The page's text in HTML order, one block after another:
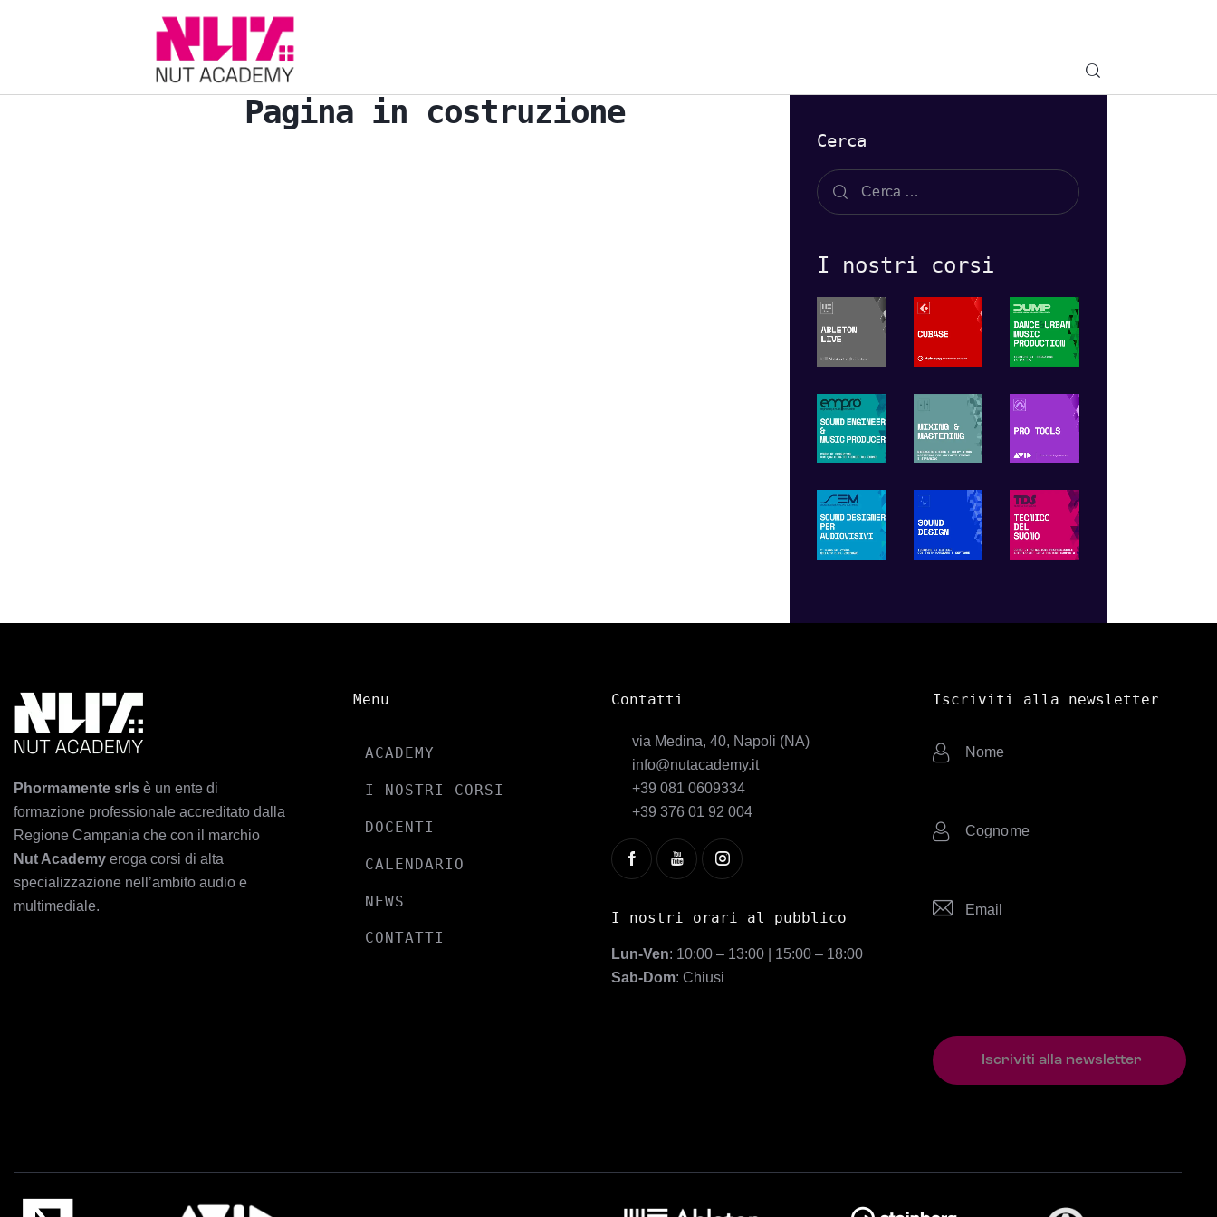
Pagina in costruzione
Cerca
I nostri corsi
Phormamente srls è un ente di
formazione professionale accreditato dalla
Regione Campania che con il marchio
Nut Academy eroga corsi di alta
specializzazione nell’ambito audio e
multimediale.
Menu
ACADEMY
I NOSTRI CORSI
DOCENTI
CALENDARIO
NEWS
CONTATTI
Contatti
via Medina, 40, Napoli (NA)
info@nutacademy.it
+39 081 0609334
+39 376 01 92 004
I nostri orari al pubblico
Lun-Ven: 10:00 – 13:00 | 15:00 – 18:00
Sab-Dom: Chiusi
Iscriviti alla newsletter